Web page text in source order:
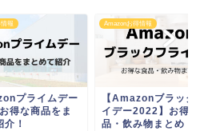
報
ブラックフラ
】お得な食
物まとめ
Amazonお得情報
Amazonまとめ買い
王製品が激安！お得
品をまとめて紹介